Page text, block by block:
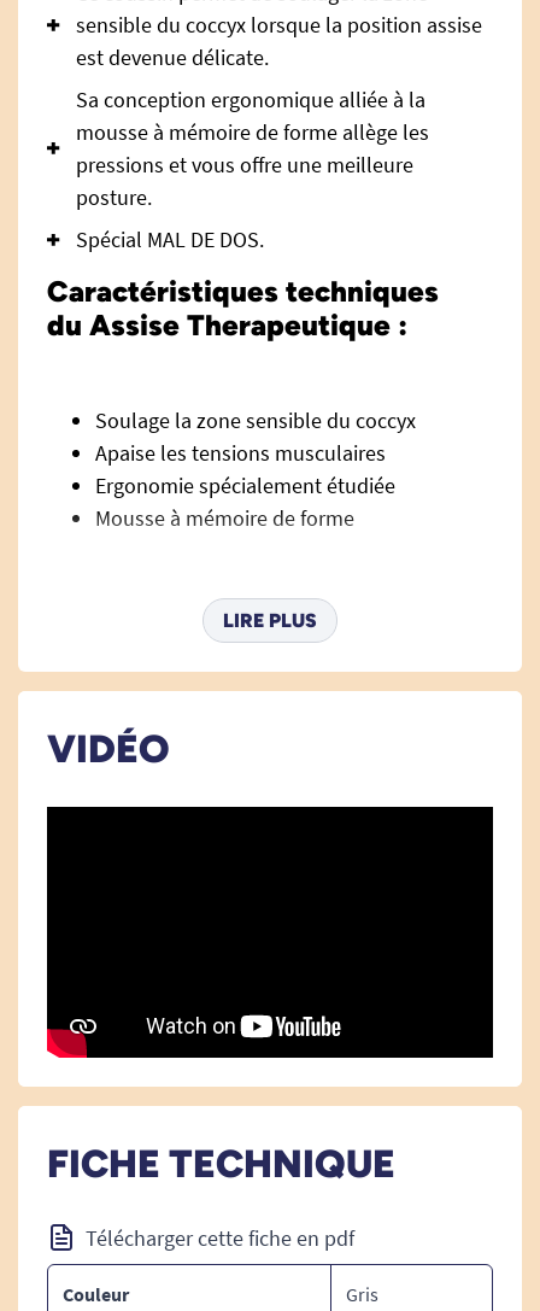
sensible du coccyx lorsque la position assise
est devenue délicate.
Sa conception ergonomique alliée à la
mousse à mémoire de forme allège les
pressions et vous offre une meilleure
posture.
Spécial MAL DE DOS.
Caractéristiques techniques
du Assise Therapeutique :
Soulage la zone sensible du coccyx
Apaise les tensions musculaires
Ergonomie spécialement étudiée
Mousse à mémoire de forme
Très utile en voiture, mais aussi au bureau ou à la
maison.
Entretien :
Entretien facile à l'aide d'une éponge humide.
Mousse à mémoire de forme 100% polyuréthane.
Revêtement :
LIRE PLUS
VIDÉO
FICHE TECHNIQUE
Télécharger cette fiche en pdf
Couleur Gris